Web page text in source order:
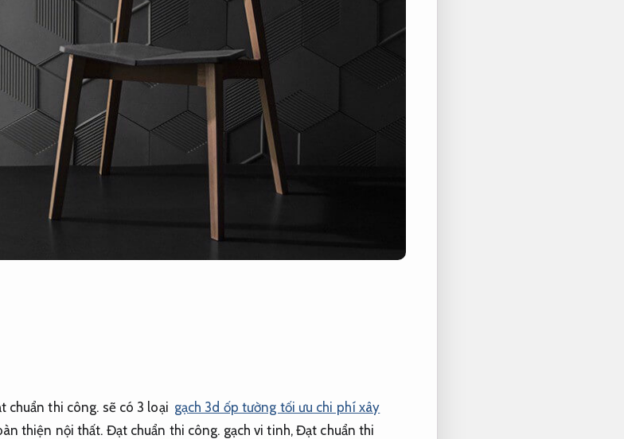
chuẩn thi công. sẽ có 3 loại gạch 3d ốp tường tối ưu chi phí xây
thiện nội thất. Đạt chuẩn thi công. gạch vi tinh,Đạt chuẩn thi